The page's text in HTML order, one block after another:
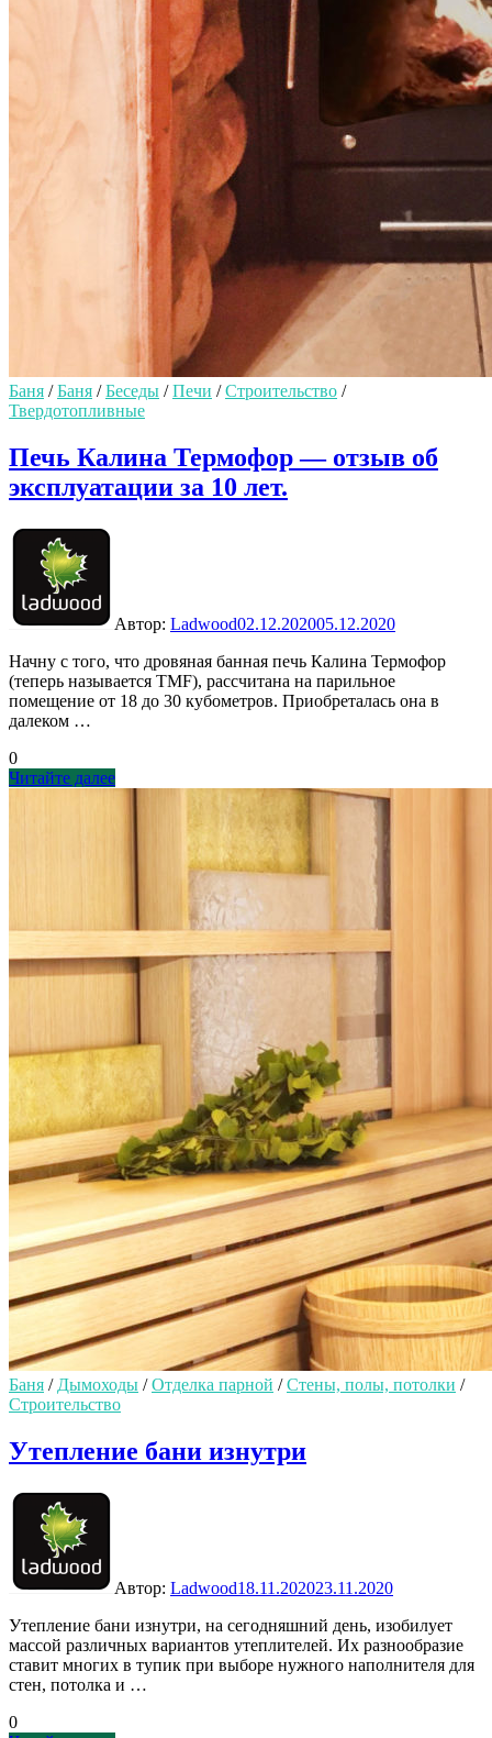
Баня /Баня /Беседы /Печи /Строительство /
Твердотопливные
Печь Калина Термофор — отзыв об
эксплуатации за 10 лет.
Автор: Ladwood02.12.202005.12.2020
Начну с того, что дровяная банная печь Калина Термофор
(теперь называется TMF), рассчитана на парильное
помещение от 18 до 30 кубометров. Приобреталась она в
далеком …
0
Печь
10
лет.
Читайте далее
Баня / Дымоходы /Отделка парной /Стены, полы, потолки /
Строительство
Утепление бани изнутри
Автор: Ladwood18.11.202023.11.2020
Утепление бани изнутри, на сегодняшний день, изобилует
массой различных вариантов утеплителей. Их разнообразие
ставит многих в тупик при выборе нужного наполнителя для
стен, потолка и …
0